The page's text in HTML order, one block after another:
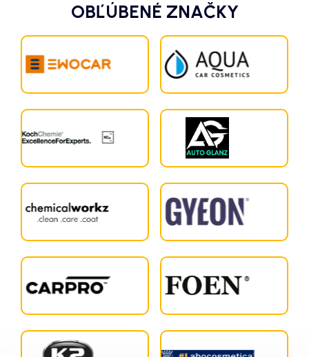
OBĽÚBENÉ ZNAČKY